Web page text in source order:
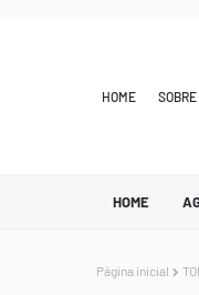
HOME SOBRE
HOME
Página inicial